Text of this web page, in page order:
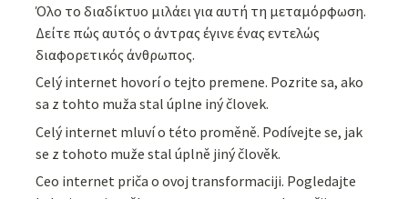
Όλο το διαδίκτυο μιλάει για αυτή τη μεταμόρφωση.
Δείτε πώς αυτός ο άντρας έγινε ένας εντελώς
διαφορετικός άνθρωπος.
Celý internet hovorí o tejto premene. Pozrite sa, ako
sa z tohto muža stal úplne iný človek.
Celý internet mluví o této proměně. Podívejte se, jak
se z tohoto muže stal úplně jiný člověk.
Ceo internet priča o ovoj transformaciji. Pogledajte